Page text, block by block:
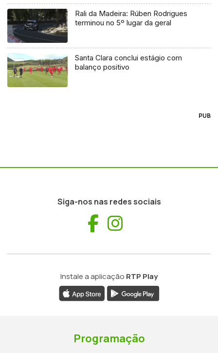
Rali da Madeira: Rúben Rodrigues
terminou no 5º lugar da geral
Santa Clara conclui estágio com
balanço positivo
PUB
Siga-nos nas redes sociais
Facebook
Instale a aplicação RTP Play
Programação